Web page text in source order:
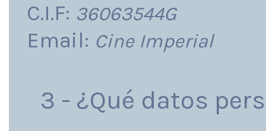
C.I.F: 36063544G
Email: Cine Imperial
3 - ¿Qué datos